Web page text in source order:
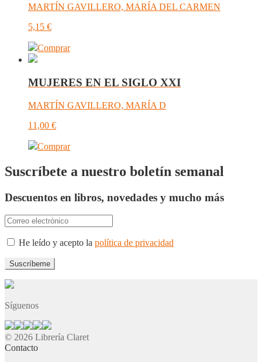
MARTÍN GAVILLERO, MARÍA DEL CARMEN
5,15 €
Comprar
MUJERES EN EL SIGLO XXI
MARTÍN GAVILLERO, MARÍA D
11,00 €
Comprar
Suscríbete a nuestro boletín semanal
Descuentos en libros, novedades y mucho más
He leído y acepto la política de privacidad
Síguenos
© 2026 Librería Claret
Contacto